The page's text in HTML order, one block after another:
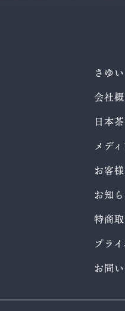
さゆ
会社
日本
メデ
お客
お知
特商
プラ
お問